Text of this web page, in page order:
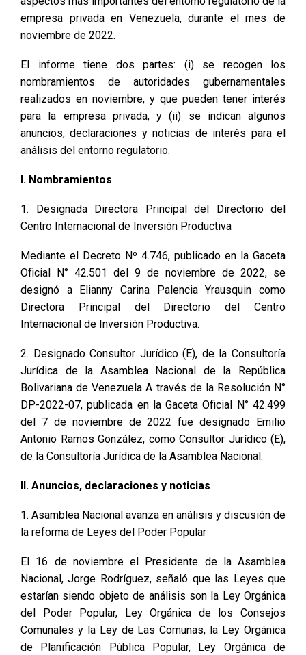
empresa privada en Venezuela, durante el mes de
noviembre de 2022.
El informe tiene dos partes: (i) se recogen los
nombramientos de autoridades gubernamentales
realizados en noviembre, y que pueden tener interés
para la empresa privada, y (ii) se indican algunos
anuncios, declaraciones y noticias de interés para el
análisis del entorno regulatorio.
I. Nombramientos
1. Designada Directora Principal del Directorio del
Centro Internacional de Inversión Productiva
Mediante el Decreto Nº 4.746, publicado en la Gaceta
Oficial N° 42.501 del 9 de noviembre de 2022, se
designó a Elianny Carina Palencia Yrausquin como
Directora Principal del Directorio del Centro
Internacional de Inversión Productiva.
2. Designado Consultor Jurídico (E), de la Consultoría
Jurídica de la Asamblea Nacional de la República
Bolivariana de Venezuela A través de la Resolución N°
DP-2022-07, publicada en la Gaceta Oficial N° 42.499
del 7 de noviembre de 2022 fue designado Emilio
Antonio Ramos González, como Consultor Jurídico (E),
de la Consultoría Jurídica de la Asamblea Nacional.
II. Anuncios, declaraciones y noticias
1. Asamblea Nacional avanza en análisis y discusión de
la reforma de Leyes del Poder Popular
El 16 de noviembre el Presidente de la Asamblea
Nacional, Jorge Rodríguez, señaló que las Leyes que
estarían siendo objeto de análisis son la Ley Orgánica
del Poder Popular, Ley Orgánica de los Consejos
Comunales y la Ley de Las Comunas, la Ley Orgánica
de Planificación Pública Popular, Ley Orgánica de